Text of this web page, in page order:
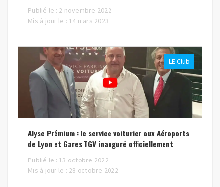
Publié le : 2 novembre 2022
Mis à jour le : 14 mars 2023
LE Club
Alyse Prémium : le service voiturier aux Aéroports
de Lyon et Gares TGV inauguré officiellement
Publié le : 13 octobre 2022
Mis à jour le : 28 octobre 2022